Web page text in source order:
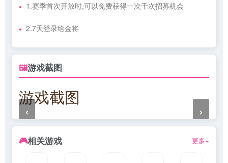
1.赛季首次开放时,可以免费获得一次千次招募机会
2.7天登录给金将
🖼游戏截图
游戏截图
‹ ›
🎮相关游戏 更多+